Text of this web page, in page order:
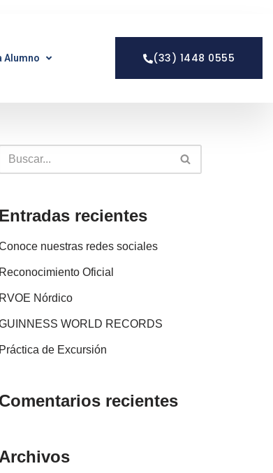
Alumno (33) 1448 0555
Entradas recientes
nuestras redes sociales
Reconocimiento Oficial
RVOE Nórdico
WORLD RECORDS
Práctica de Excursión
Comentarios recientes
Archivos